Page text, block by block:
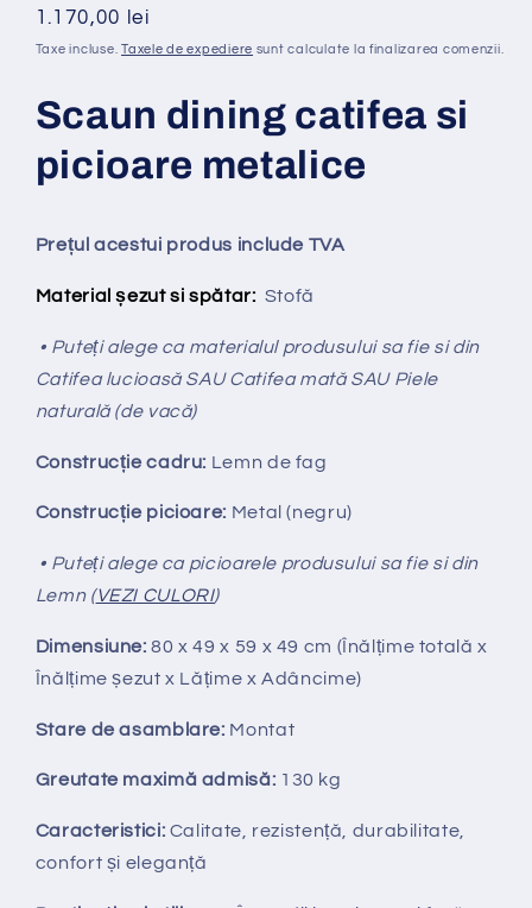
Preț
obișnuit
1.170,00 lei
Taxe incluse.Taxele de expediere sunt calculate la finalizarea comenzii.
Scaun dining catifea si
picioare metalice
Prețul acestui produs include TVA
Material șezut si spătar: Stofă
• Puteți alege ca materialul produsului sa fie si din
Catifea lucioasă SAU Catifea mată SAU Piele
naturală (de vacă)
Construcție cadru: Lemn de fag
Construcție picioare: Metal (negru)
• Puteți alege ca picioarele produsului sa fie si din
Lemn (VEZI CULORI)
Dimensiune: 80 x 49 x 59 x 49 cm (Înălțime totală x
Înălțimeșezut x Lățime x Adâncime)
Stare de asamblare: Montat
Greutate maximă admisă: 130 kg
Caracteristici: Calitate, rezistență, durabilitate,
confort și eleganță